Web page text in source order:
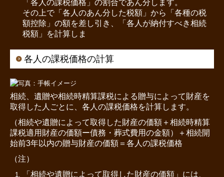
「各人の課税価格」の割合であん分します。
その上で「各人のあん分した税額」から「各種の税
額控除」の額を差し引き、「各人が納付すべき相続
税額」を計算しま
各人の課税価格の計算
相続、遺贈や相続時精算課税による贈与によって財産を
取得した人ごとに、各人の課税価格を計算します。
（相続や遺贈によって取得した財産の価額＋相続時精算
課税適用財産の価額ー債務・葬式費用の金額）＋相続開
始前3年以内の贈与財産の価額＝各人の課税価格
（注）
「相続や遺贈によって取得した財産の価額」には、